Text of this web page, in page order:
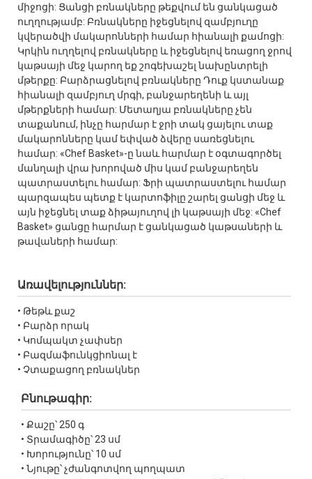
միջոցի: Ցանցի բռնակները թեքվում են ցանկացած
ուղղությամբ: Բռնակները իջեցնելով զամբյուղը
կվերածվի մակարոնների համար հիանալի քամոցի:
Կրկին ուղղելով բռնակները և իջեցնելով եռացող ջրով
կաթսայի մեջ կարող եք շոգեխաշել նախընտրելի
մթերքը: Բարձրացնելով բռնակները Դուք կստանաք
հիանալի զամբյուղ մրգի, բանջարեղենի և այլ
մթերքների համար: Մետաղյա բռնակները չեն
տաքանում, ինչը հարմար է ջրի տակ ցայելու տաք
մակարոնները կամ եփված ձվերը սառեցնելու
համար: «Chef Basket»-ը նաև հարմար է օգտագործել
մանղալի վրա խորոված միս կամ բանջարեղեն
պատրաստելու համար: Ֆրի պատրաստելու համար
պարզապես պետք է կարտոֆիլը շարել ցանցի մեջ և
այն իջեցնել տաք ձիթայուղով լի կաթսայի մեջ: «Chef
Basket» ցանցը հարմար է ցանկացած կաթսաների և
թավաների համար:
Առավելություններ:
• Թեթև քաշ
• Բարձր որակ
• Կոմպակտ չափսեր
• Բազմաֆունկցիոնալ է
• Չտաքացող բռնակներ
Բնութագիր:
• Քաշը՝ 250 գ
• Տրամագիծը՝ 23 սմ
• Խորությունը՝ 10 սմ
• Նյութը՝ չժանգոտվող պողպատ